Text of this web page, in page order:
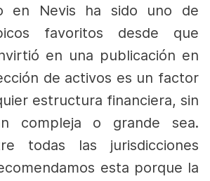
en Nevis ha sido uno de
favoritos desde que
en una publicación en
de activos es un factor
estructura financiera, sin
compleja o grande sea.
todas las jurisdicciones
esta porque la